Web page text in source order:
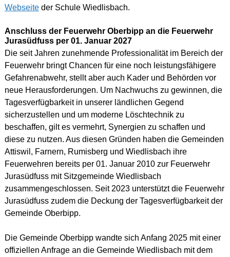
Webseiteder Schule Wiedlisbach.
Anschluss der Feuerwehr Oberbipp an die Feuerwehr
Jurasüdfuss per 01. Januar 2027
Die seit Jahren zunehmende Professionalität im Bereich der
Feuerwehr bringt Chancen für eine noch leistungsfähigere
Gefahrenabwehr, stellt aber auch Kader und Behörden vor
neue Herausforderungen. Um Nachwuchs zu gewinnen, die
Tagesverfügbarkeit in unserer ländlichen Gegend
sicherzustellen und um moderne Löschtechnik zu
beschaffen, gilt es vermehrt, Synergien zu schaffen und
diese zu nutzen. Aus diesen Gründen haben die Gemeinden
Attiswil, Farnern, Rumisberg und Wiedlisbach ihre
Feuerwehren bereits per 01. Januar 2010 zur Feuerwehr
Jurasüdfuss mit Sitzgemeinde Wiedlisbach
zusammengeschlossen. Seit 2023 unterstützt die Feuerwehr
Jurasüdfuss zudem die Deckung der Tagesverfügbarkeit der
Gemeinde Oberbipp.
Die Gemeinde Oberbipp wandte sich Anfang 2025 mit einer
offiziellen Anfrage an die Gemeinde Wiedlisbach mit dem